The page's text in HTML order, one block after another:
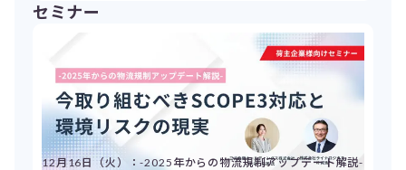
セミナー
12月16日（火）：-2025年からの物流規制アップデート解説-